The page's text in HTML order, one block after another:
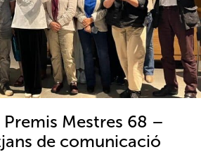
Mestres 68 –
de comunicació